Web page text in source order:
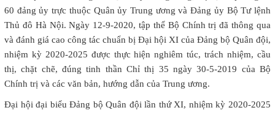
60 đảng ủy trực thuộc Quân ủy Trung ương và Đảng ủy Bộ Tư lệnh
Thủ đô Hà Nội. Ngày 12-9-2020, tập thể Bộ Chính trị đã thông qua
và đánh giá cao công tác chuẩn bị Đại hội XI của Đảng bộ Quân đội,
nhiệm kỳ 2020-2025 được thực hiện nghiêm túc, trách nhiệm, cầu
thị, chặt chẽ, đúng tinh thần Chỉ thị 35 ngày 30-5-2019 của Bộ
Chính trị và các văn bản, hướng dẫn của Trung ương.
Đại hội đại biểu Đảng bộ Quân đội lần thứ XI, nhiệm kỳ 2020-2025